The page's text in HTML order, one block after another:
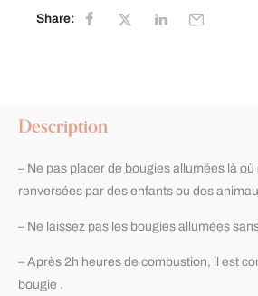
Share:
Description
– Ne pas placer de bougies allumées là
renversées par des enfants ou des
– Ne laissez pas les bougies allumées
– Après 2h heures de combustion, il est
bougie .